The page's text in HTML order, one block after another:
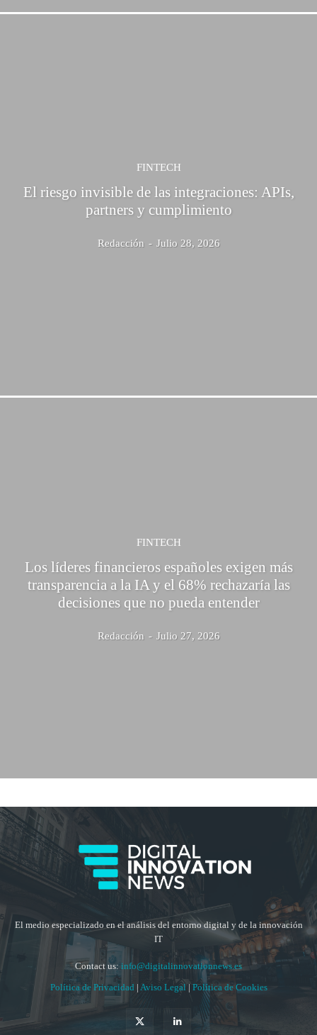
FINTECH
El riesgo invisible de las integraciones: APIs,
partners y cumplimiento
Redacción - Julio 28, 2026
FINTECH
Los líderes financieros españoles exigen más
transparencia a la IA y el 68% rechazaría las
decisiones que no pueda entender
Redacción - Julio 27, 2026
El medio especializado en el análisis del entorno digital y de la innovación
IT
Contact us: info@digitalinnovationnews.es
Política de Privacidad | Aviso Legal | Política de Cookies